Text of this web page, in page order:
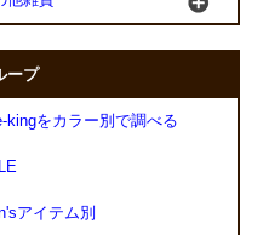
ープ
kingをカラー別で調べる
アイテム別